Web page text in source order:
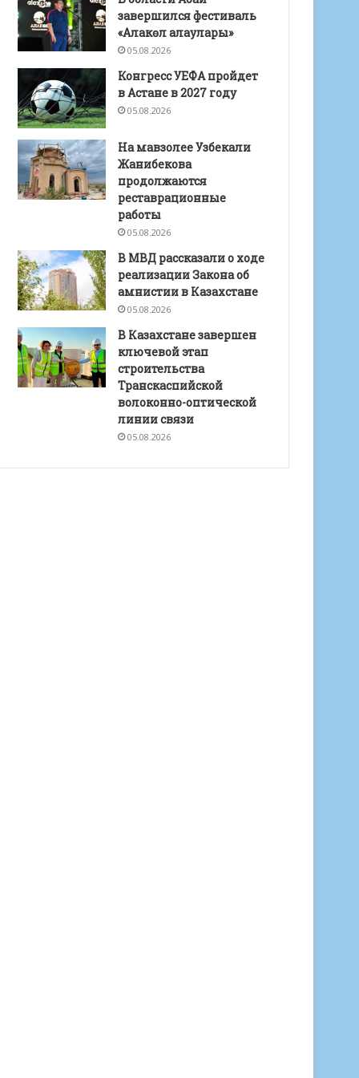
завершился фестиваль
«Алакөл алаулары»
05.08.2026
Конгресс УЕФА пройдет
в Астане в 2027 году
05.08.2026
На мавзолее Узбекали
Жанибекова
продолжаются
реставрационные
работы
05.08.2026
В МВД рассказали о ходе
реализации Закона об
амнистии в Казахстане
05.08.2026
В Казахстане завершен
ключевой этап
строительства
Транскаспийской
волоконно-оптической
линии связи
05.08.2026